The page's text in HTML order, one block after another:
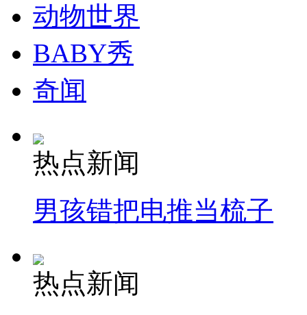
动物世界
BABY秀
奇闻
热点新闻
男孩错把电推当梳子
热点新闻